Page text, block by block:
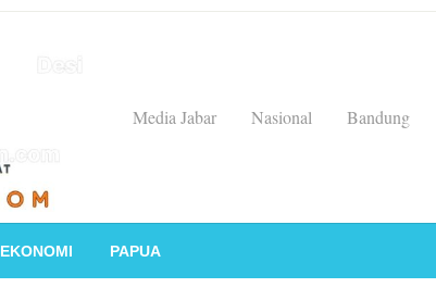
Media Jabar
Nasional Bandung
EKONOMI PAPUA